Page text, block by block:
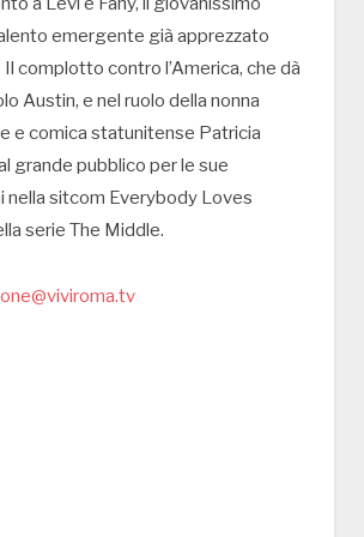
emergente già apprezzato
Il complotto contro l’America, che dà
Austin, e nel ruolo della nonna
e comica statunitense Patricia
grande pubblico per le sue
nella sitcom Everybody Loves
serie The Middle.